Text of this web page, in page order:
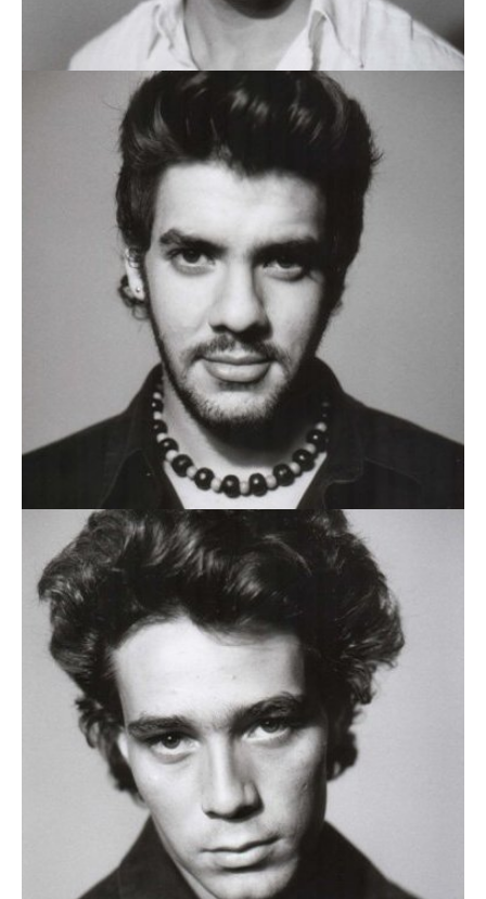
NUNO ALMEIDA
PAULO SILVA